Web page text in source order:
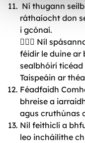
Ní thugann
ráthaíocht don
i gcónaí.
 Níl
féidir le duine ar
sealbhóirí
Taispeáin ar
Féadfaidh
bhreise a
agus cruthúnas
Níl feithiclí a
leo incháilithe